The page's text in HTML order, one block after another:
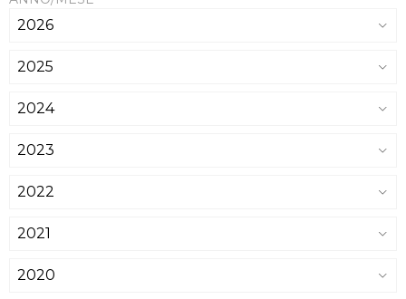
2026
2025
2024
2023
2022
2021
2020